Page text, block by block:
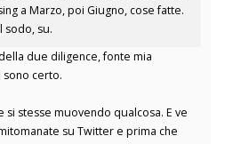
a Marzo, poi Giugno, cose fatte.
sodo, su.
due diligence, fonte mia
sono certo.
si stesse muovendo qualcosa. E ve
su Twitter e prima che